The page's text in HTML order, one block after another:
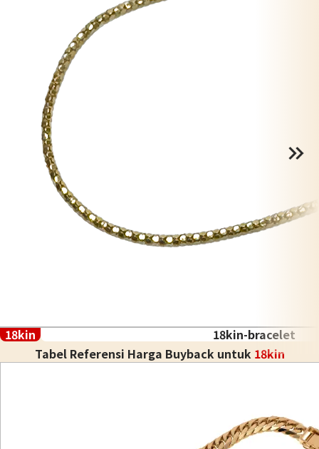
18kin
18kin-bracelet
Tabel Referensi Harga Buyback untuk 18kin